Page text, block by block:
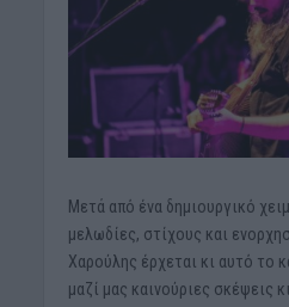
Μετά από ένα δημιουργικό
μελωδίες, στίχους και
Χαρούλης έρχεται κι αυτό το
μαζί μας καινούριες σκέψεις